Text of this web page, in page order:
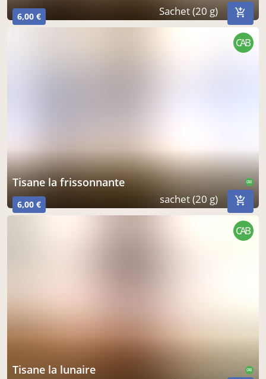
6,00 € Sachet (20 g)
tisane la frissonnante CAB
6,00 € sachet (20 g)
CAB
tisane la lunaire CAB
CAB